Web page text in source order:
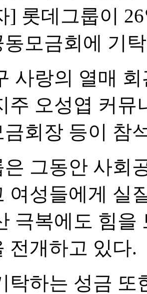
] 롯데그룹이
동모금회에 기
사랑의 열매
주 오성엽 커뮤
회장 등이 참
그동안 사회
여성들에게 실
극복에도 힘을
전개하고 있다.
탁하는 성금 또